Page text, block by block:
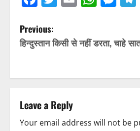
P
o
s
n
Previous:
हिन्दुस्तान किसी से नहीं डरता, चाहे
Leave a Reply
Your email address will not be